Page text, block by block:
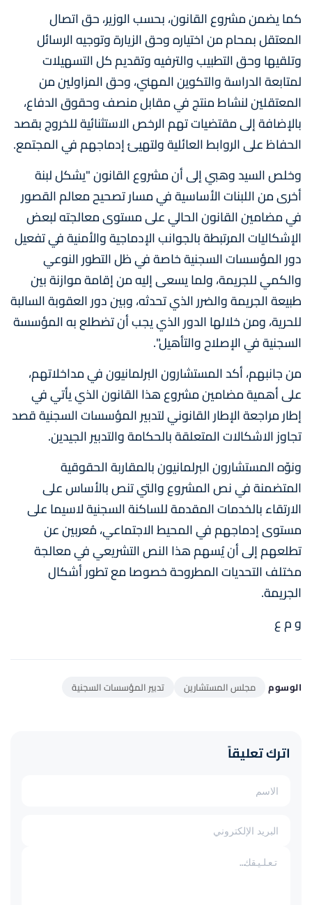
كما يضمن مشروع القانون، بحسب الوزير، حق اتصال
المعتقل بمحام من اختياره وحق الزيارة وتوجيه الرسائل
وتلقيها وحق التطبيب والترفيه وتقديم كل التسهيلات
لمتابعة الدراسة والتكوين المهني، وحق المزاولين من
المعتقلين لنشاط منتج في مقابل منصف وحقوق الدفاع،
بالإضافة إلى مقتضيات تهم الرخص الاستثنائية للخروج بقصد
الحفاظ على الروابط العائلية ولتهيئ إدماجهم في المجتمع.
وخلص السيد وهبي إلى أن مشروع القانون "يشكل لبنة
أخرى من اللبنات الأساسية في مسار تصحيح معالم القصور
في مضامين القانون الحالي على مستوى معالجته لبعض
الإشكاليات المرتبطة بالجوانب الإدماجية والأمنية في تفعيل
دور المؤسسات السجنية خاصة في ظل التطور النوعي
والكمي للجريمة، ولما يسعى إليه من إقامة موازنة بين
طبيعة الجريمة والضرر الذي تحدثه، وبين دور العقوبة السالبة
للحرية، ومن خلالها الدور الذي يجب أن تضطلع به المؤسسة
السجنية في الإصلاح والتأهيل".
من جانبهم، أكد المستشارون البرلمانيون في مداخلاتهم،
على أهمية مضامين مشروع هذا القانون الذي يأتي في
إطار مراجعة الإطار القانوني لتدبير المؤسسات السجنية قصد
تجاوز الاشكالات المتعلقة بالحكامة والتدبير الجيدين.
ونوّه المستشارون البرلمانيون بالمقاربة الحقوقية
المتضمنة في نص المشروع والتي تنص بالأساس على
الارتقاء بالخدمات المقدمة للساكنة السجنية لاسيما على
مستوى إدماجهم في المحيط الاجتماعي، مُعربين عن
تطلعهم إلى أن يُسهم هذا النص التشريعي في معالجة
مختلف التحديات المطروحة خصوصا مع تطور أشكال
الجريمة.
و م ع
الوسوم مجلس المستشارين تدبير المؤسسات السجنية
اترك تعليقاً